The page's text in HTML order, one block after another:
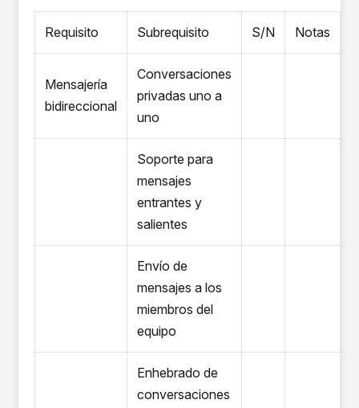
Requisito Subrequisito S/N Notas
Mensajería
bidireccional
Conversaciones
privadas uno a
uno
Soporte para
mensajes
entrantes y
salientes
Envío de
mensajes a los
miembros del
equipo
Enhebrado de
conversaciones